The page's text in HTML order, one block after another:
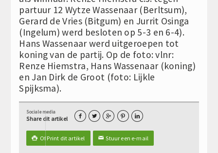
partuur 12 Wytze Wassenaar (Berltsum),
Gerard de Vries (Bitgum) en Jurrit Osinga
(Ingelum) werd besloten op 5-3 en 6-4).
Hans Wassenaar werd uitgeroepen tot
koning van de partij. Op de foto: vlnr:
Renze Hiemstra, Hans Wassenaar (koning)
en Jan Dirk de Groot (foto: Lijkle
Spijksma).
Sociale media
Share dit artikel     
 Of Print dit artikel ✉Stuur een e-mail